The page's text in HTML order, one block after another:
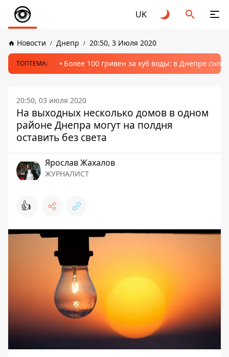
UK
Новости Днепр 20:50, 3 Июля 2020
ТОПТЕМА: Более 100 гривен за куб воды: в Днепре
20:50, 03 июля 2020
На выходных несколько домов в одном
районе Днепра могут на полдня
оставить без света
Ярослав Жахалов
ЖУРНАЛИСТ
👍